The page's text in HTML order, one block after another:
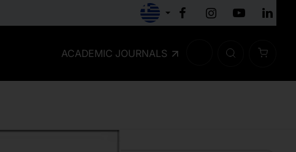
ACADEMIC JOURNALS